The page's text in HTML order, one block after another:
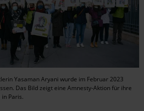
Yasaman Aryani wurde im Februar 2023
Das Bild zeigt eine Amnesty-Aktion für ihre
Paris.